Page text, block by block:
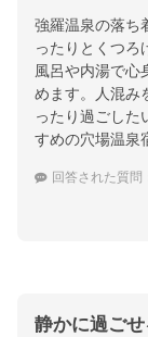
交通アクセス
ＪＲ小田急小田原
５分／小田原厚
強羅温泉の落ち
ったりとくつろ
風呂や内湯で心
めます。人混み
ったり過ごした
すめの穴場温泉
回答された質問
静かに過ご